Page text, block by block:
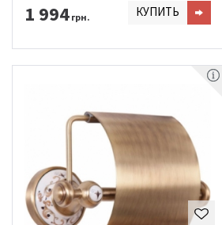
1 994 грн. КУПИТЬ